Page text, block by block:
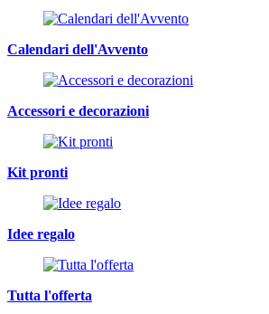
Calendari dell'Avvento
Accessori e decorazioni
Kit pronti
Idee regalo
Tutta l'offerta